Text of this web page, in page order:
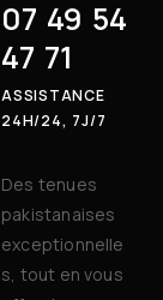
07 49 54
47 71
ASSISTANCE
24H/24, 7J/7
Des tenues
pakistanaises
exceptionnelle
s, tout en vous